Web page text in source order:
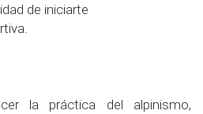
de iniciarte
la práctica del alpinismo,